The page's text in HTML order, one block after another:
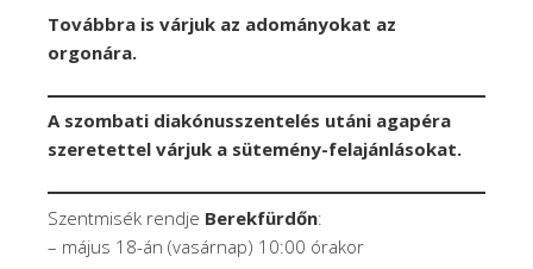
Továbbra is várjuk az adományokat az
orgonára.
A szombati diakónusszentelés utáni agapéra
szeretettel várjuk a sütemény-felajánlásokat.
Szentmisék rendje Berekfürdőn:
– május 18-án (vasárnap) 10:00 órakor